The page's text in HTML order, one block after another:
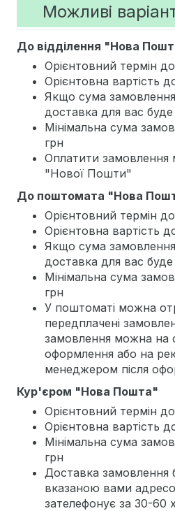
Можливі
До відділення "Нова
Орієнтовний термін
Орієнтовна вартість
Якщо сума замовлення
доставка для вас
Мінімальна сума
грн
Оплатити замовлення
"Нової Пошти"
До поштомата "Нова
Орієнтовний термін
Орієнтовна вартість
Якщо сума замовлення
доставка для вас
Мінімальна сума
грн
У поштоматі можна
передплачені
замовлення можна на
оформлення або на
менеджером після
Кур'єром "Нова Пошта"
Орієнтовний термін
Орієнтовна вартість
Мінімальна сума
грн
Доставка замовлення
вказаною вами
зателефонує за 30-60